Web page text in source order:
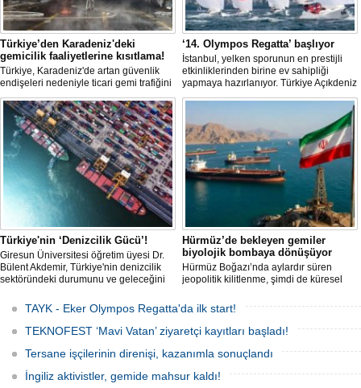
Türkiye’den Karadeniz'deki
gemicilik faaliyetlerine kısıtlama!
Türkiye, Karadeniz'de artan güvenlik
endişeleri nedeniyle ticari gemi trafiğini
kısıtlamaya başladı. Bu durum,
bölgedeki gıda güvenliğini tehdit ediyor.
‘14. Olympos Regatta’ başlıyor
İstanbul, yelken sporunun en prestijli
etkinliklerinden birine ev sahipliği
yapmaya hazırlanıyor. Türkiye Açıkdeniz
Yarış Kulübü (TAYK), Türkiye Yelken
birliğiyle hayata geçirilecek olan 14.
TAYK - Eker Olympos Regatta, 7
Ağustos'ta start alacak ve 16 Ağustos'a
kadar deniz tutkunlarını bir araya
getirecek. "Rüzgâ
Türkiye'nin ‘Denizcilik Gücü’!
Giresun Üniversitesi öğretim üyesi Dr.
Bülent Akdemir, Türkiye'nin denizcilik
sektöründeki durumunu ve geleceğini
Hürmüz’de bekleyen gemiler
biyolojik bombaya dönüşüyor
Hürmüz Boğazı’nda aylardır süren
jeopolitik kilitlenme, şimdi de küresel
aralamış olabilir. Sıcak sularda
hareketsiz bekleyen binden fazla gemi,
istilacı deniz canlıları için devasa bir
üreme merkezine dönüşmüş durumda.
TAYK - Eker Olympos Regatta'da ilk start!
TEKNOFEST ‘Mavi Vatan’ ziyaretçi kayıtları başladı!
Tersane işçilerinin direnişi, kazanımla sonuçlandı
İngiliz aktivistler, gemide mahsur kaldı!